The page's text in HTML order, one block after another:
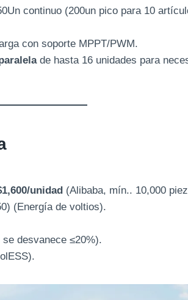
continuo (200un pico para 10
con soporte MPPT/PWM.
de hasta 16 unidades para
unidad (Alibaba, mín.. 10,000
(Energía de voltios).
desvanece ≤20%).